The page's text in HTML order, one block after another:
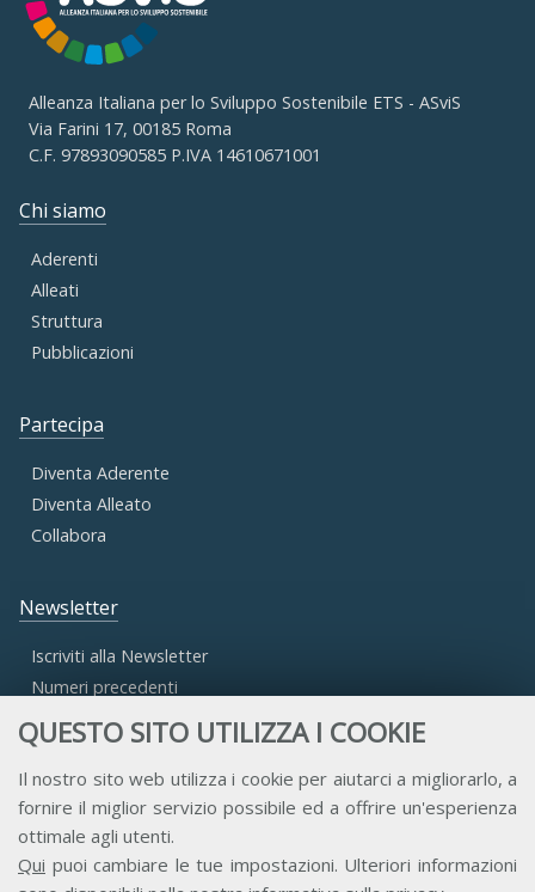
QUESTO SITO UTILIZZA I COOKIE
Il nostro sito web utilizza i cookie per aiutarci a migliorarlo, a
fornire il miglior servizio possibile ed a offrire un'esperienza
ottimale agli utenti.
Qui puoi cambiare le tue impostazioni. Ulteriori informazioni
Alleanza Italiana per lo Sviluppo Sostenibile ETS - ASviS
Via Farini 17, 00185 Roma
C.F. 97893090585 P.IVA 14610671001
Chi siamo
Aderenti
Alleati
Struttura
Pubblicazioni
Partecipa
Diventa Aderente
Diventa Alleato
Collabora
Newsletter
Iscriviti alla Newsletter
Numeri precedenti
Accesso Aderenti
Accesso Consulta
Accesso Team